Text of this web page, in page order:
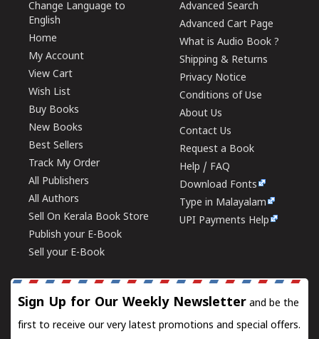
Change Language to
English
Home
My Account
View Cart
Wish List
Buy Books
New Books
Best Sellers
Track My Order
All Publishers
All Authors
Sell On Kerala Book Store
Publish your E-Book
Sell your E-Book
Advanced Search
Advanced Cart Page
What is Audio Book ?
Shipping & Returns
Privacy Notice
Conditions of Use
About Us
Contact Us
Request a Book
Help / FAQ
Download Fonts
Type in Malayalam
UPI Payments Help
Sign Up for Our Weekly Newsletter and be the
first to receive our very latest promotions and special offers.